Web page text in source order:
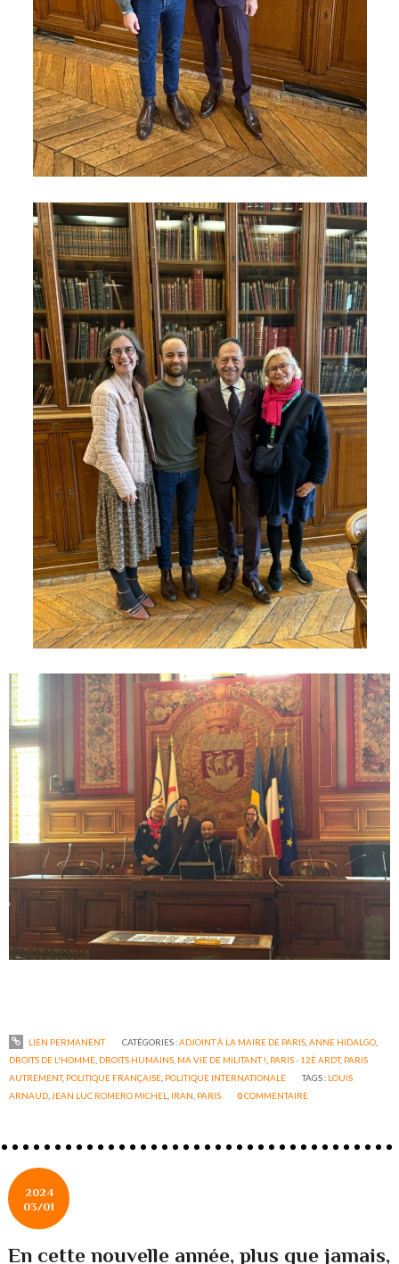
LIEN PERMANENT CATÉGORIES :ADJOINT À LA MAIRE DE PARIS, ANNE HIDALGO,
DROITS DE L'HOMME DROITS HUMAINS MA VIE DE MILITANT ! PARIS - 12È ARDT, PARIS
AUTREMENT, POLITIQUE FRANÇAISE POLITIQUE INTERNATIONALE TAGS : LOUIS
ARNAUD JEAN LUC ROMERO MICHEL IRAN PARIS 0COMMENTAIRE
2024
03/01
En cette nouvelle année, plus que jamais,